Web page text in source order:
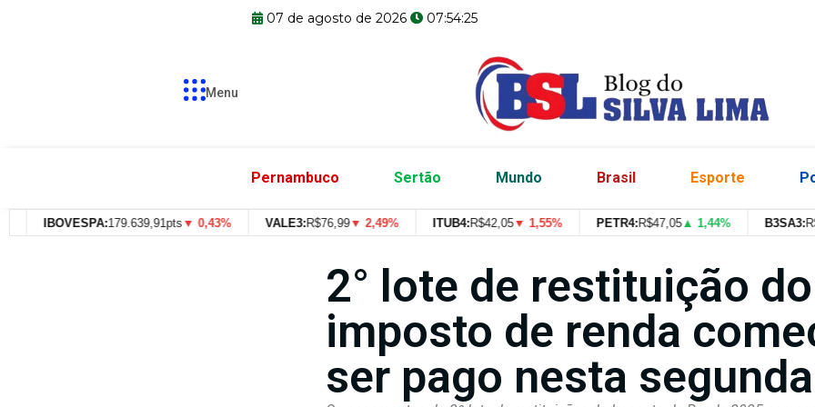
07 de agosto de 2026 07:54:26
Menu
Pernambuco Sertão Mundo Brasil Esporte
IBOVESPA:179.639,91pts▼ 0,43% VALE3:R$76,99▼ 2,49% ITUB4:R$42,05▼ 1,55% PETR4:R$47,05▲ 1,44% B3SA3:R$----
2° lote de restituição do
imposto de renda
ser pago nesta segunda